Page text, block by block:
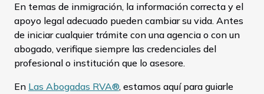
En temas de inmigración, la información correcta y el
apoyo legal adecuado pueden cambiar su vida. Antes
de iniciar cualquier trámite con una agencia o con un
abogado, verifique siempre las credenciales del
profesional o institución que lo asesore.
En Las Abogadas RVA®, estamos aquí para guiarle